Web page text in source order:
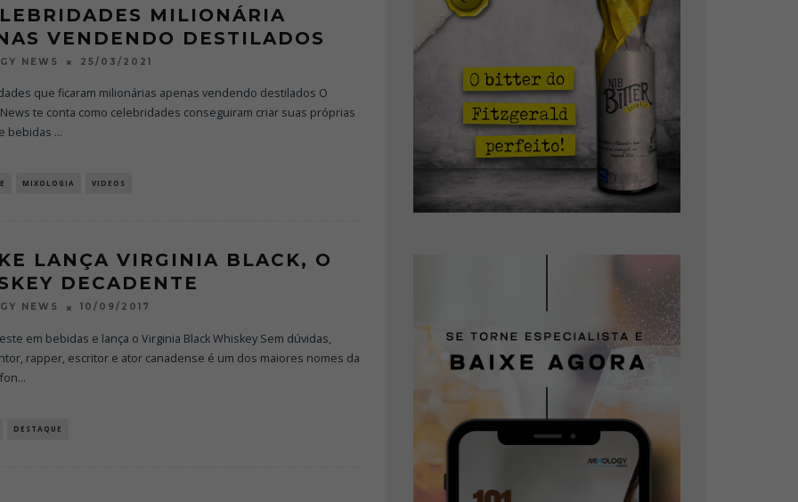
MILIONÁRIA
VENDENDO DESTILADOS
NEWS 25/03/2021
que ficaram milionárias apenas vendendo destilados O
te conta como celebridades conseguiram criar suas próprias
bebidas ...
MIXOLOGIA VIDEOS
LANÇA VIRGINIA BLACK, O
DECADENTE
NEWS 10/09/2017
em bebidas e lança o Virginia Black Whiskey Sem dúvidas,
rapper, escritor e ator canadense é um dos maiores nomes da
...
DESTAQUE